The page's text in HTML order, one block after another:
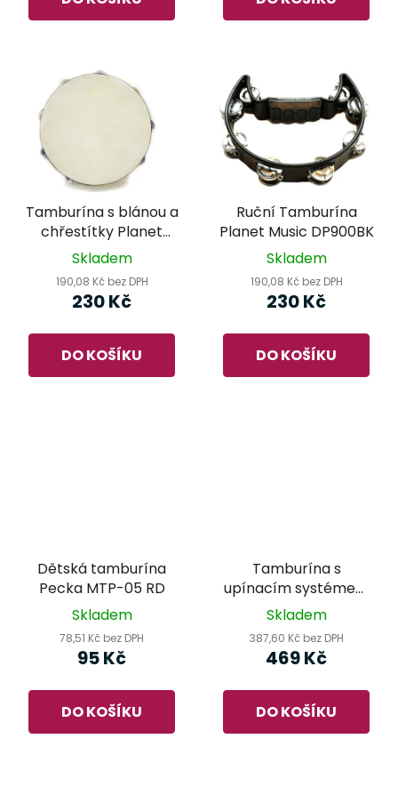
Tamburína s blánou a
chřestítky Planet
Music DP910H
Skladem
190,08 Kč bez DPH
230 Kč
DO KOŠÍKU
Ruční Tamburína
Planet Music DP900BK
Skladem
190,08 Kč bez DPH
230 Kč
DO KOŠÍKU
Dětská tamburína
Pecka MTP-05 RD
Skladem
78,51 Kč bez DPH
95 Kč
DO KOŠÍKU
Tamburína s
upínacím systémem
Meinl CFT5-BK (Cajon
Skladem
387,60 Kč bez DPH
469 Kč
DO KOŠÍKU